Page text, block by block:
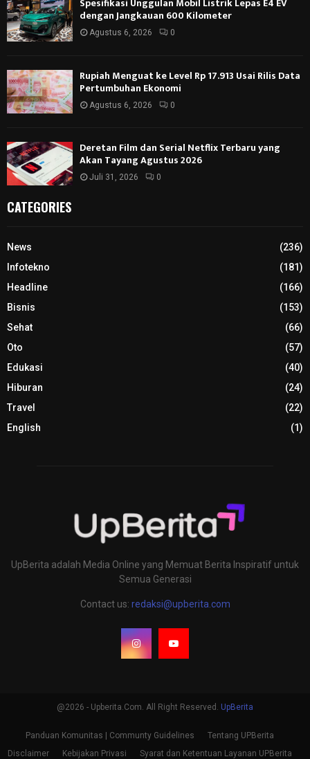
Spesifikasi Unggulan Mobil Listrik Lepas E4 EV
dengan Jangkauan 600 Kilometer
Agustus 6, 2026 0
Rupiah Menguat ke Level Rp 17.913 Usai Rilis Data
Pertumbuhan Ekonomi
Agustus 6, 2026 0
Deretan Film dan Serial Netflix Terbaru yang
Akan Tayang Agustus 2026
Juli 31, 2026 0
CATEGORIES
News
(236)
Infotekno
(181)
Headline
(166)
Bisnis
(153)
Sehat
(66)
Oto
(57)
Edukasi
(40)
Hiburan
(24)
Travel
(22)
English
(1)
UpBerita adalah Media Online yang Memuat Berita Inspiratif untuk
Semua Generasi
Contact us: redaksi@upberita.com
@2026 - Upberita.Com. All Right Reserved. UpBerita
Panduan Komunitas | Communty Guidelines
Tentang UPBerita
Disclaimer
Kebijakan Privasi Syarat dan Ketentuan Layanan UPBerita